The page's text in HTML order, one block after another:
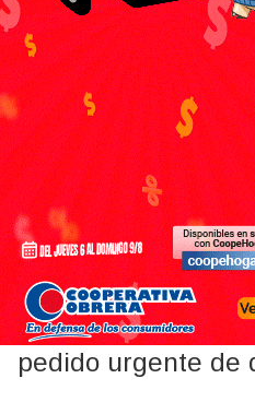
Piden dadores
plasma para
mujeres
fatal de Ruta
La paciente fue
quirúrgicamente
continúa internada
Francisco López
Familiares y
pedido urgente de